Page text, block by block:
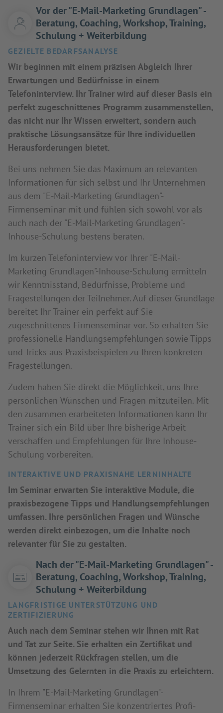
Vor der "E-Mail-Marketing Grundlagen" -
Beratung, Coaching, Workshop, Training,
Schulung + Weiterbildung
GEZIELTE BEDARFSANALYSE
Wir beginnen mit einem präzisen Abgleich Ihrer
Erwartungen und Bedürfnisse in einem
Telefoninterview. Ihr Trainer wird auf dieser Basis ein
perfekt zugeschnittenes Programm zusammenstellen,
das nicht nur Ihr Wissen erweitert, sondern auch
praktische Lösungsansätze für Ihre individuellen
Herausforderungen bietet.
Bei uns nehmen Sie das Maximum an relevanten
Informationen für sich selbst und Ihr Unternehmen
aus dem "E-Mail-Marketing Grundlagen"-
Firmenseminar mit und fühlen sich sowohl vor als
auch nach der "E-Mail-Marketing Grundlagen"-
Inhouse-Schulung bestens beraten.
Im kurzen Telefoninterview vor Ihrer "E-Mail-
Marketing Grundlagen"-Inhouse-Schulung ermitteln
wir Kenntnisstand, Bedürfnisse, Probleme und
Fragestellungen der Teilnehmer. Auf dieser Grundlage
bereitet Ihr Trainer ein perfekt auf Sie
zugeschnittenes Firmenseminar vor. So erhalten Sie
professionelle Handlungsempfehlungen sowie Tipps
und Tricks aus Praxisbeispielen zu Ihren konkreten
Fragestellungen.
Zudem haben Sie direkt die Möglichkeit, uns Ihre
persönlichen Wünschen und Fragen mitzuteilen. Mit
den zusammen erarbeiteten Informationen kann Ihr
Trainer sich ein Bild über Ihre bisherige Arbeit
verschaffen und Empfehlungen für Ihre Inhouse-
Schulung vorbereiten.
INTERAKTIVE UND PRAXISNAHE LERNINHALTE
Im Seminar erwarten Sie interaktive Module, die
praxisbezogene Tipps und Handlungsempfehlungen
umfassen. Ihre persönlichen Fragen und Wünsche
werden direkt einbezogen, um die Inhalte noch
relevanter für Sie zu gestalten.
Nach der "E-Mail-Marketing Grundlagen" -
Beratung, Coaching, Workshop, Training,
Schulung + Weiterbildung
LANGFRISTIGE UNTERSTÜTZUNG UND
ZERTIFIZIERUNG
Auch nach dem Seminar stehen wir Ihnen mit Rat
und Tat zur Seite. Sie erhalten ein Zertifikat und
können jederzeit Rückfragen stellen, um die
Umsetzung des Gelernten in die Praxis zu erleichtern.
In Ihrem "E-Mail-Marketing Grundlagen"-
Firmenseminar erhalten Sie konzentriertes Profi-